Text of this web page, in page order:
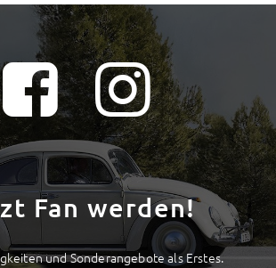
Fan werden!
und Sonderangebote als Erstes.